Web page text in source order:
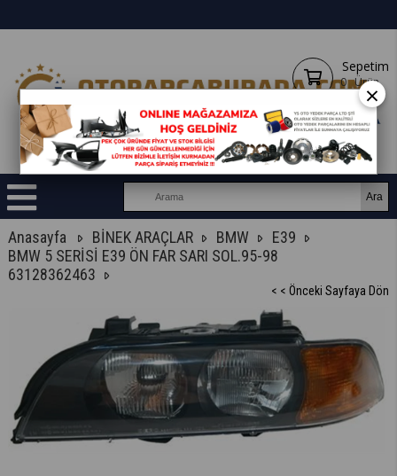
Sepetim
0 Ürün
Anasayfa BİNEK ARAÇLAR BMW
E39
BMW 5 SERİSİ E39 ÖN FAR SARI SOL.95-98
63128362463
< < Önceki Sayfaya Dön
×